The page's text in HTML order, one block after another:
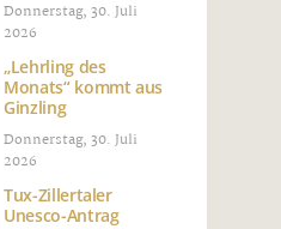
Donnerstag, 30. Juli
2026
„Lehrling des
Monats“ kommt aus
Ginzling
Donnerstag, 30. Juli
2026
Tux-Zillertaler
Unesco-Antrag